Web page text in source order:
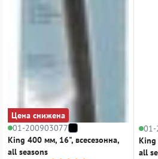
Цена снижена
01-200903077
King 400 мм, 16", всесезонна,
all seasons
01-
King
all